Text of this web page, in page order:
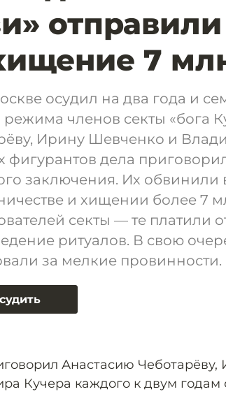
7
осудил на два года и
членов секты «бога
Ирину Шевченко и
фигурантов дела
заключения. Их обвинили
и хищении более 7
секты — те платили
ритуалов. В свою
за мелкие провинности.
Анастасию
Кучера каждого к двум